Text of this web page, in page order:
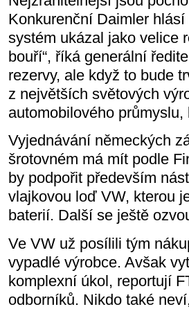
Konkurenční Daimler
systém ukázal jako velice
bouří“, říká generální
rezervy, ale když to bude
z největších světových
automobilového
Vyjednávání německých
šrotovném má mít podle
by podpořit především
vlajkovou loď VW, kterou
baterií. Další se ještě
Ve VW už posílili tým
vypadlé výrobce. Avšak
komplexní úkol, reportují
odborníků. Nikdo také